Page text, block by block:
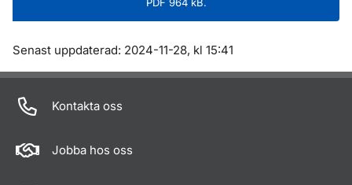
Om sidan
Senast uppdaterad: 2024-11-28, kl 15:41
Kontakta oss
Jobba hos oss